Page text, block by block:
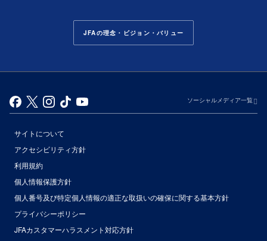
JFAの理念・ビジョン・バリュー
ソーシャルメディア一覧
サイトについて
アクセシビリティ方針
利用規約
個人情報保護方針
個人番号及び特定個人情報の適正な取扱いの確保に関する基本方針
プライバシーポリシー
JFAカスタマーハラスメント対応方針